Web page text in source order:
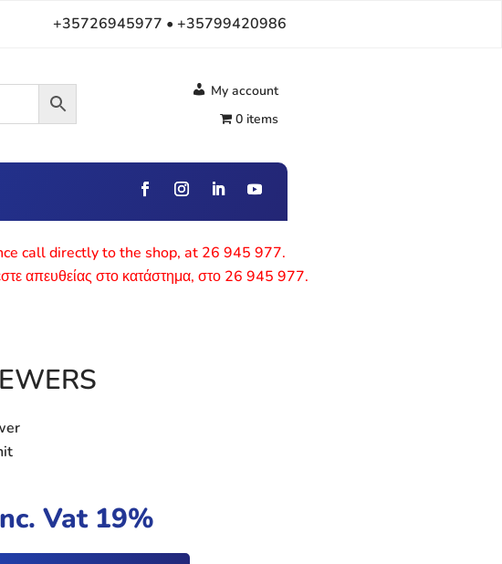
+35726945977 • +35799420986
My account
0 items
call directly to the shop, at 26 945 977.
απευθείας στο κατάστημα, στο 26 945 977.
Vat 19%